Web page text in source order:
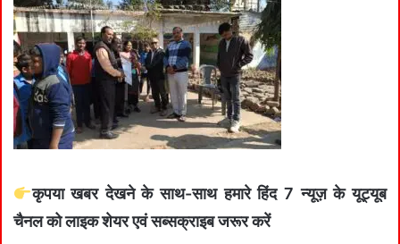
कृपया खबर देखने के साथ-साथ हमारे हिंद 7 न्यूज़ के यूट्यूब
चैनल को लाइक शेयर एवं सब्सक्राइब जरूर करें